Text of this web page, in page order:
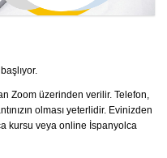
Zoom üzerinden verilir. Telefon,
olması yeterlidir. Evinizden
kursu veya online İspanyolca